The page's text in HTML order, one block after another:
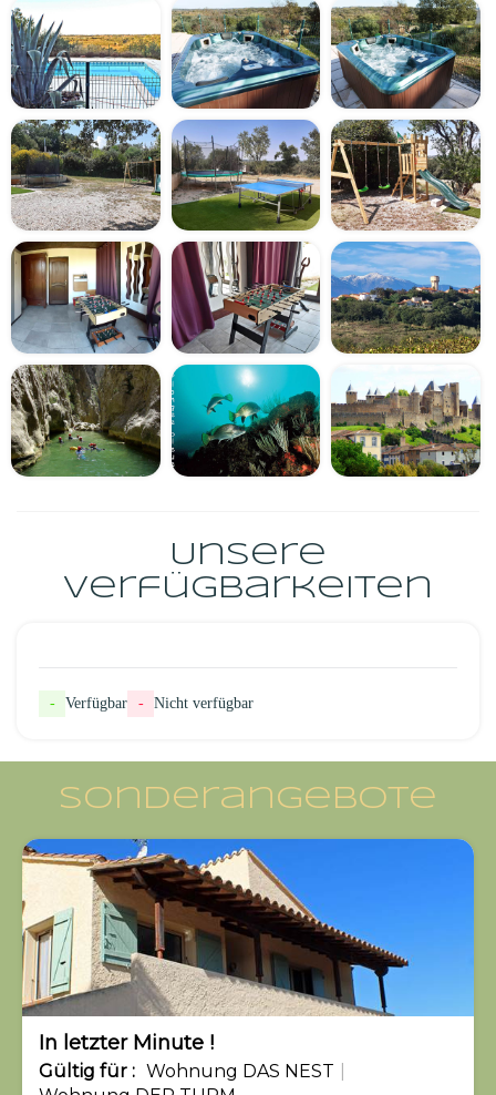
Unsere
Verfügbarkeiten
- Verfügbar - Nicht verfügbar
Sonderangebote
-10%
In letzter Minute !
Gültig für : Wohnung DAS NEST